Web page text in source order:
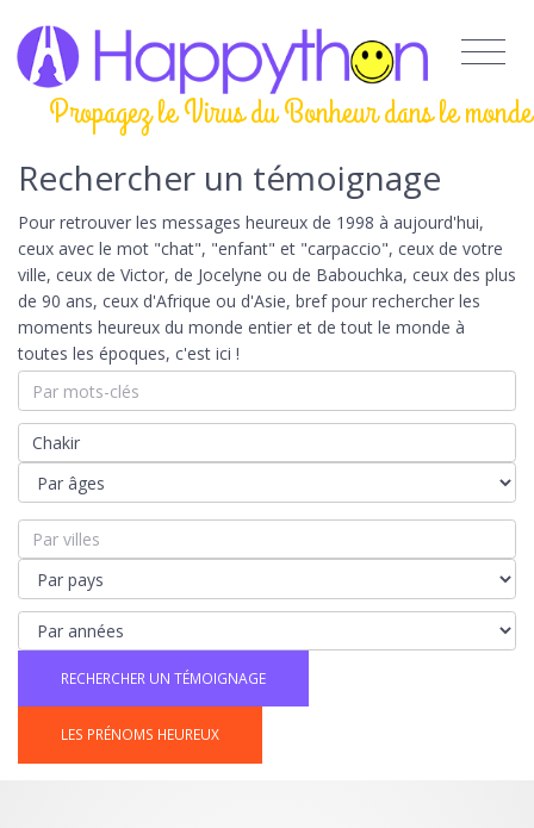
Propagez le Virus du Bonheur dans le monde
Rechercher un témoignage
Pour retrouver les messages heureux de 1998 à aujourd'hui,
ceux avec le mot "chat", "enfant" et "carpaccio", ceux de votre
ville, ceux de Victor, de Jocelyne ou de Babouchka, ceux des plus
de 90 ans, ceux d'Afrique ou d'Asie, bref pour rechercher les
moments heureux du monde entier et de tout le monde à
toutes les époques, c'est ici !
LES PRÉNOMS HEUREUX